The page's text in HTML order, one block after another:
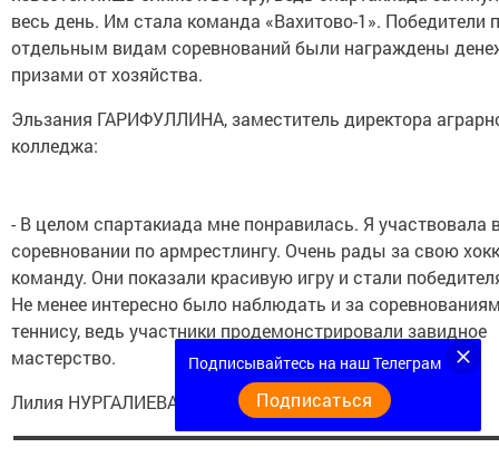
весь день. Им стала команда «Вахитово-1». Победители
отдельным видам соревнований были награждены
призами от хозяйства.
Эльзания ГАРИФУЛЛИНА, заместитель директора
колледжа:
- В целом спартакиада мне понравилась. Я участвовала
соревновании по армрестлингу. Очень рады за свою
команду. Они показали красивую игру и стали
Не менее интересно было наблюдать и за
теннису, ведь участники продемонстрировали завидное
мастерство.
Лилия НУРГАЛИЕВА
Подписывайтесь на наш Телеграм
Подписаться